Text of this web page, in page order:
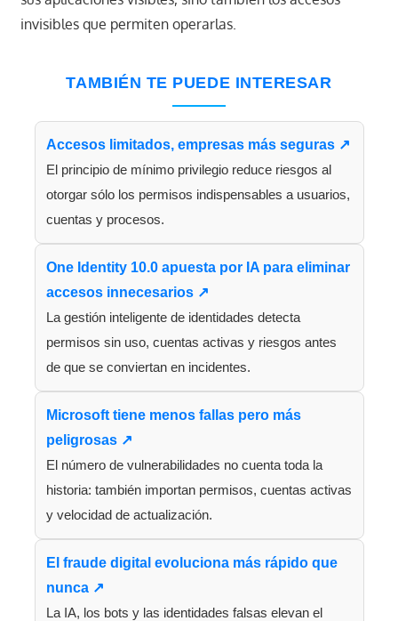
invisibles que permiten operarlas.
TAMBIÉN TE PUEDE INTERESAR
Accesos limitados, empresas más seguras ↗
El principio de mínimo privilegio reduce riesgos al
otorgar sólo los permisos indispensables a usuarios,
cuentas y procesos.
One Identity 10.0 apuesta por IA para eliminar
accesos innecesarios ↗
La gestión inteligente de identidades detecta
permisos sin uso, cuentas activas y riesgos antes
de que se conviertan en incidentes.
Microsoft tiene menos fallas pero más
peligrosas ↗
El número de vulnerabilidades no cuenta toda la
historia: también importan permisos, cuentas activas
y velocidad de actualización.
El fraude digital evoluciona más rápido que
nunca ↗
La IA, los bots y las identidades falsas elevan el